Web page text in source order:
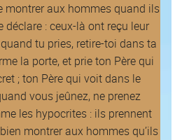
montrer aux hommes quand ils
déclare : ceux-là ont reçu leur
tu pries, retire-toi dans ta
la porte, et prie ton Père qui
; ton Père qui voit dans le
vous jeûnez, ne prenez
les hypocrites : ils prennent
montrer aux hommes qu’ils